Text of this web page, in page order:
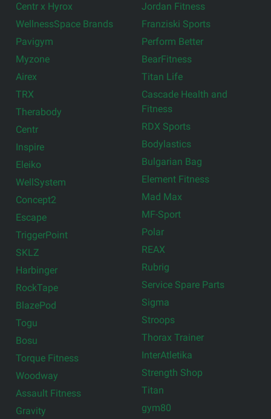
Centr x Hyrox
WellnessSpace Brands
Pavigym
Myzone
Airex
TRX
Therabody
Centr
Inspire
Eleiko
WellSystem
Concept2
Escape
TriggerPoint
SKLZ
Harbinger
RockTape
BlazePod
Togu
Bosu
Torque Fitness
Woodway
Assault Fitness
Gravity
Jordan Fitness
Franziski Sports
Perform Better
BearFitness
Titan Life
Cascade Health and
Fitness
RDX Sports
Bodylastics
Bulgarian Bag
Element Fitness
Mad Max
MF-Sport
Polar
REAX
Rubrig
Service Spare Parts
Sigma
Stroops
Thorax Trainer
InterAtletika
Strength Shop
Titan
gym80